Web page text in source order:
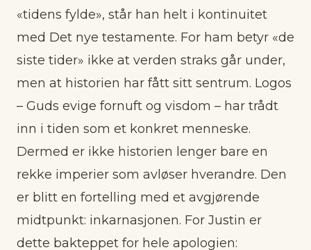
«tidens fylde», står han helt i kontinuitet
med Det nye testamente. For ham betyr «de
siste tider» ikke at verden straks går under,
men at historien har fått sitt sentrum. Logos
– Guds evige fornuft og visdom – har trådt
inn i tiden som et konkret menneske.
Dermed er ikke historien lenger bare en
rekke imperier som avløser hverandre. Den
er blitt en fortelling med et avgjørende
midtpunkt: inkarnasjonen. For Justin er
dette bakteppet for hele apologien: